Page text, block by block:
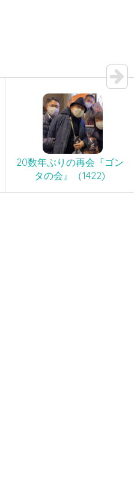
20数年ぶりの再会『ゴン
タの会』（1422)